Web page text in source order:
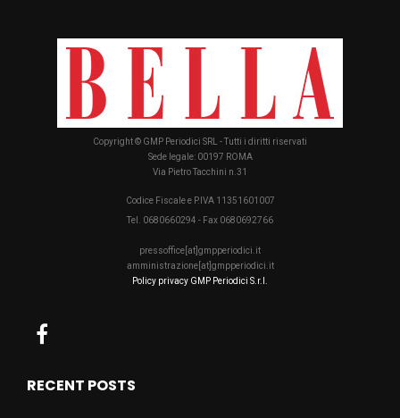
Copyright © GMP Periodici SRL - Tutti i diritti riservati
Sede legale: 00197 ROMA
Via Pietro Tacchini n.31
Codice Fiscale e P.IVA 11351601007
Tel. 0680660294 - Fax 0680692766
pressoffice[at]gmpperiodici.it
amministrazione[at]gmpperiodici.it
Policy privacy GMP Periodici S.r.l.
RECENT POSTS